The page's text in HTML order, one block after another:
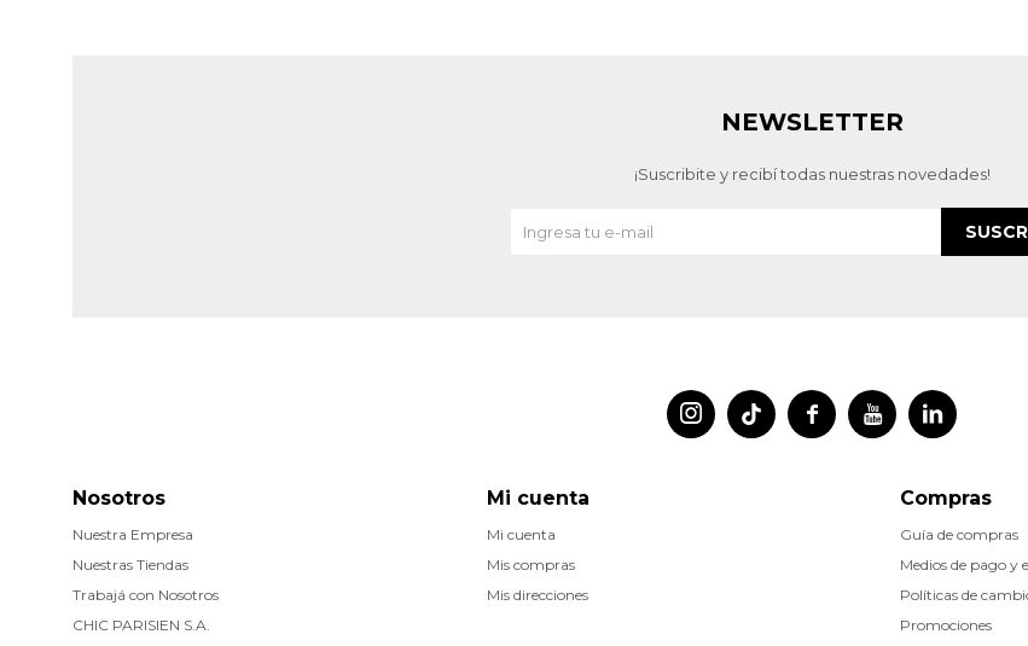
 
 
Nosotros
Nuestra Empresa
Nuestras Tiendas
Trabajá con Nosotros
CHIC PARISIEN S.A.
Compras
Guía de compras
Medios de pago y
Políticas de
Promociones
Mi cuenta
Mi cuenta
Mis compras
Mis direcciones
NEWSLETTER
¡Suscribite y recibí todas nuestras novedades!